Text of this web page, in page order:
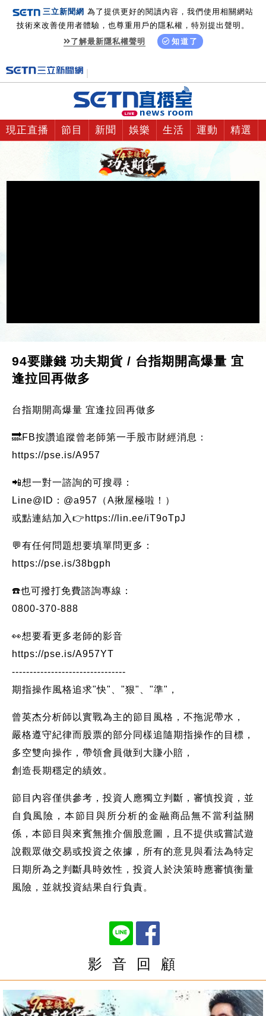
三立新聞網 為了提供更好的閱讀內容，我們使用相關網站
技術來改善使用者體驗，也尊重用戶的隱私權，特別提出聲明。
了解最新隱私權聲明
知道了
現正直播 節目 新聞 娛樂 生活 運動 精選
94要賺錢 功夫期貨 / 台指期開高爆量 宜
逢拉回再做多
台指期開高爆量 宜逢拉回再做多
🔜FB按讚追蹤曾老師第一手股市財經消息：
https://pse.is/A957
📲想一對一諮詢的可搜尋：
Line@ID：@a957（A揪屋極啦！）
或點連結加入👉https://lin.ee/iT9oTpJ
💬有任何問題想要填單問更多：
https://pse.is/38bgph
☎️也可撥打免費諮詢專線：
0800-370-888
👀想要看更多老師的影音
https://pse.is/A957YT
--------------------------------
期指操作風格追求"快"、"狠"、"準"，
曾英杰分析師以實戰為主的節目風格，不拖泥帶水，
嚴格遵守紀律而股票的部分同樣追隨期指操作的目標，
多空雙向操作，帶領會員做到大賺小賠，
創造長期穩定的績效。
節目內容僅供參考，投資人應獨立判斷，審慎投資，並
自負風險，本節目與所分析的金融商品無不當利益關
係，本節目與來賓無推介個股意圖，且不提供或嘗試遊
說觀眾做交易或投資之依據，所有的意見與看法為特定
日期所為之判斷具時效性，投資人於決策時應審慎衡量
風險，並就投資結果自行負責。
影 音 回 顧